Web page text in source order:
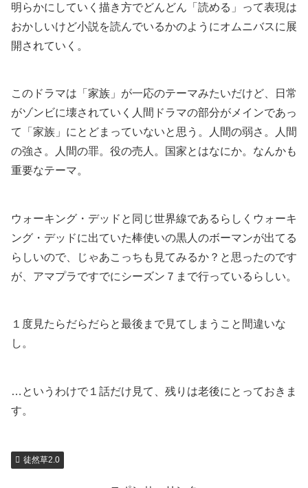
明らかにしていく描き方でどんどん「読める」って表現は
おかしいけど小説を読んでいるかのようにオムニバスに展
開されていく。
このドラマは「家族」が一応のテーマみたいだけど、日常
がゾンビに壊されていく人間ドラマの部分がメインであっ
て「家族」にとどまっていないと思う。人間の弱さ。人間
の強さ。人間の罪。役の売人。国家とはなにか。なんかも
重要なテーマ。
ウォーキング・デッドと同じ世界線であるらしくウォーキ
ング・デッドに出ていた棒使いの黒人のボーマンが出てる
らしいので、じゃあこっちも見てみるか？と思ったのです
が、アマプラですでにシーズン７まで行っているらしい。
１度見たらだらだらと最後まで見てしまうこと間違いな
し。
…というわけで１話だけ見て、残りは老後にとっておきま
す。
徒然草2.0